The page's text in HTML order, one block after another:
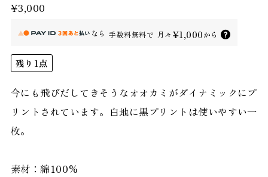
¥3,000
なら 手数料無料で 月々 ¥1,000から
残り1点
今にも飛びだしてきそうなオオカミがダイナミックにプ
リントされています。白地に黒プリントは使いやすい一
枚。
素材：綿100%